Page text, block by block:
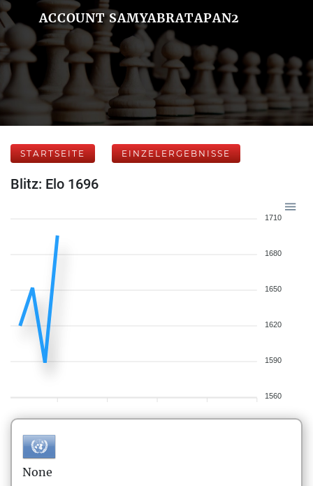
ACCOUNT SAMYABRATAPAN2
STARTSEITE EINZELERGEBNISSE
Blitz: Elo 1696
1710
1680
1650
1620
1590
1560
None